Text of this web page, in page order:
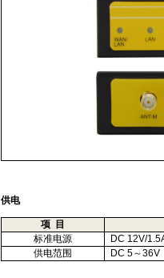
供电
项
目
标准电源
DC 12V/
供电范围
DC 5～36V